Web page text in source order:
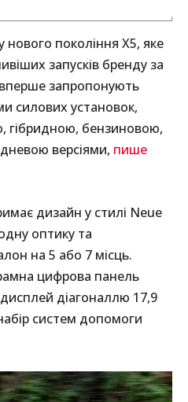
нового покоління X5, яке
запусків бренду за
запропонують
силових установок,
гібридною, бензиновою,
версіями, пише
дизайн у стилі Neue
оптику та
на 5 або 7 місць.
цифрова панель
діагоналлю 17,9
систем допомоги